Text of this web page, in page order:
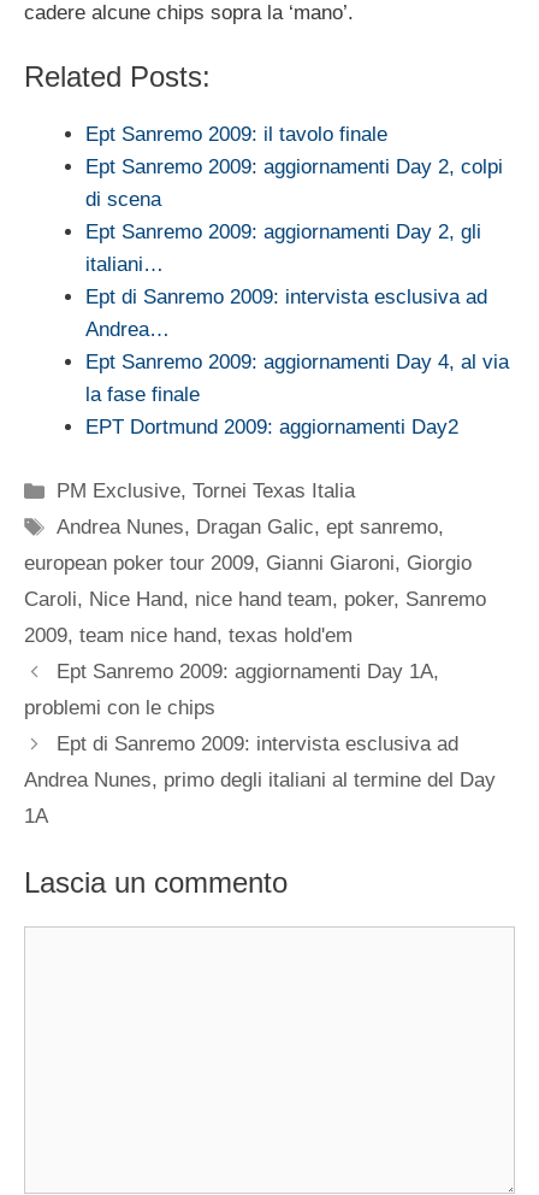
cadere alcune chips sopra la ‘mano’.
Related Posts:
Ept Sanremo 2009: il tavolo finale
Ept Sanremo 2009: aggiornamenti Day 2, colpi
di scena
Ept Sanremo 2009: aggiornamenti Day 2, gli
italiani…
Ept di Sanremo 2009: intervista esclusiva ad
Andrea…
Ept Sanremo 2009: aggiornamenti Day 4, al via
la fase finale
EPT Dortmund 2009: aggiornamenti Day2
Categorie
PM Exclusive,Tornei Texas Italia
Tag
Andrea Nunes, Dragan Galic,ept sanremo,
european poker tour 2009, Gianni Giaroni, Giorgio
Caroli, Nice Hand, nice hand team, poker, Sanremo
2009, team nice hand, texas hold'em
Ept Sanremo 2009: aggiornamenti Day 1A,
problemi con le chips
Ept di Sanremo 2009: intervista esclusiva ad
Andrea Nunes, primo degli italiani al termine del Day
1A
Lascia un commento